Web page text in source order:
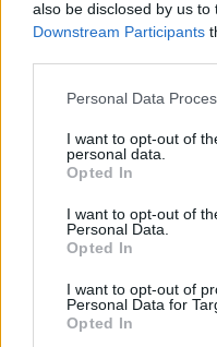
also be disclosed by us to
Downstream Participants
Please note that this
not limited to your visit or
grant or deny consent to
use your data for below
consent section.
Personal Data
I want to opt-out of
personal data.
Opted In
I want to opt-out of
Personal Data.
Opted In
I want to opt-out of
Personal Data for
Opted In
Το Μαξίμου δεν
διακοπές
αγρότες, που πετάει
την ειδική πρόβλεψη
84 μήνες με περίοδο
Ειδικές οδηγίες